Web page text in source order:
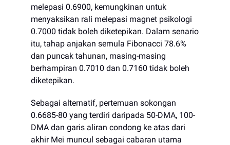
melepasi 0.6900, kemungkinan untuk
menyaksikan rali melepasi magnet psikologi
0.7000 tidak boleh diketepikan. Dalam senario
itu, tahap anjakan semula Fibonacci 78.6%
dan puncak tahunan, masing-masing
berhampiran 0.7010 dan 0.7160 tidak boleh
diketepikan.
Sebagai alternatif, pertemuan sokongan
0.6685-80 yang terdiri daripada 50-DMA, 100-
DMA dan garis aliran condong ke atas dari
akhir Mei muncul sebagai cabaran utama